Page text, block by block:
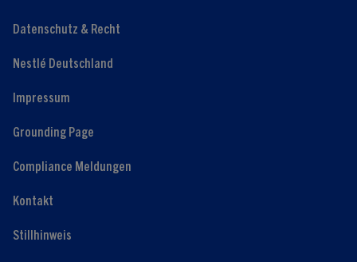
Datenschutz & Recht
Nestlé Deutschland
Impressum
Grounding Page
Compliance Meldungen
Kontakt
Stillhinweis